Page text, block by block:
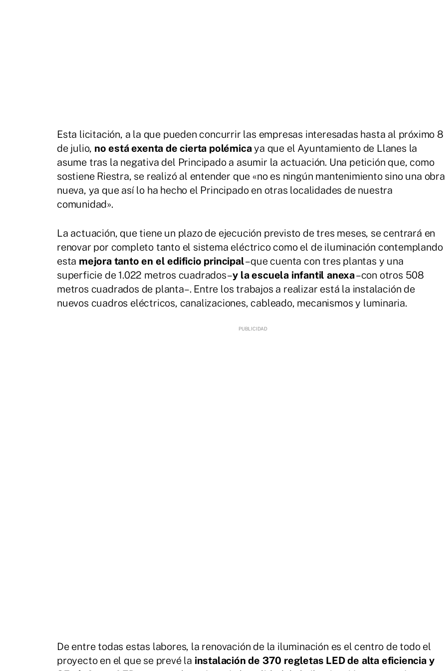
Esta licitación, a la que pueden concurrir las empresas interesadas hasta al próximo 8
de julio, no está exenta de cierta polémicaya que el Ayuntamiento de Llanes la
asume tras la negativa del Principado a asumir la actuación. Una petición que, como
sostiene Riestra, se realizó al entender que «no es ningún mantenimiento sino una obra
nueva, ya que así lo ha hecho el Principado en otras localidades de nuestra
comunidad».
La actuación, que tiene un plazo de ejecución previsto de tres meses, se centrará en
renovar por completo tanto el sistema eléctrico como el de iluminación contemplando
esta mejora tanto en el edificio principal–que cuenta con tres plantas y una
superficie de 1.022 metros cuadrados–y la escuela infantil anexa–con otros 508
metros cuadrados de planta–. Entre los trabajos a realizar está la instalación de
nuevos cuadros eléctricos, canalizaciones, cableado, mecanismos y luminaria.
De entre todas estas labores, la renovación de la iluminación es el centro de todo el
proyecto en el que se prevé la instalación de 370 regletas LED de alta eficiencia y